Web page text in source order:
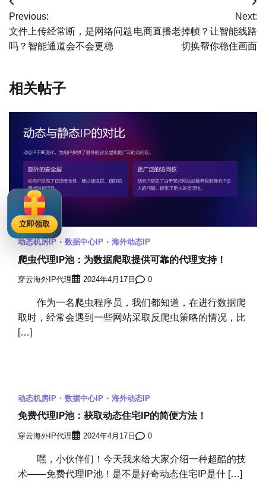
文
章
导
Previous:
文件上传经常断，是网络问题
吗？智能通道会不会更稳
Next:
电商直播老掉帧？让智能线路
切换帮你稳住画面
相关帖子
动态机房IP 数据中心IP 海外动态IP
爬虫代理IP池：为数据爬取提供可靠的代理支持！
穿云海外IP代理 2024年4月17日 0
作为一名爬虫程序员，我们都知道，在进行数据爬
取时，经常会遇到一些网站采取反爬虫策略的情况，比
[…]
动态机房IP 数据中心IP 海外动态IP
免费代理IP池：获取动态住宅IP的简便方法！
穿云海外IP代理 2024年4月17日 0
嘿，小伙伴们！今天我来给大家介绍一种超酷的技
术——免费代理IP池！是不是好奇动态住宅IP是什 […]
立即领取